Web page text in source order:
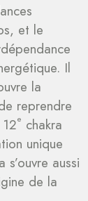
et le
Il
la
reprendre
e chakra
unique
s’ouvre aussi
de la